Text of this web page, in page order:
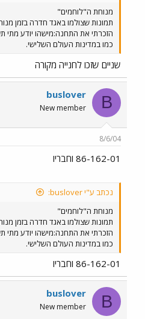
מנוחת ה"לוחמים"
תמונות שצולמו באגד חדרה בזמן
הזכרתי את התחנה:מישהו יודע
כמו במדינות העולם השלישי.
שניים שזכו לחנייה מקורה
B
buslover
New member
8/6/04
86-162-01 וחבריו
נכתב ע"י buslover:
מנוחת ה"לוחמים"
תמונות שצולמו באגד חדרה בזמן
הזכרתי את התחנה:מישהו יודע
כמו במדינות העולם השלישי.
86-162-01 וחבריו
B
buslover
New member